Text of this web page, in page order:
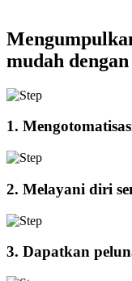
mudah
1.
2. Melayani diri
3. Dapatkan